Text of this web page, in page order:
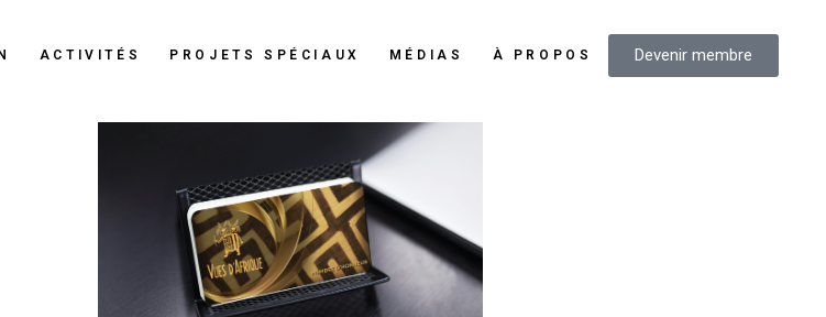
ACTIVITÉS PROJETS SPÉCIAUX MÉDIAS À PROPOS Devenir membre